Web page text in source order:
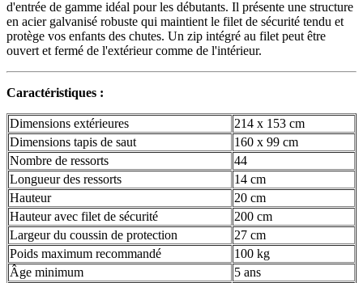
d'entrée de gamme idéal pour les débutants. Il présente une structure
en acier galvanisé robuste qui maintient le filet de sécurité tendu et
protège vos enfants des chutes. Un zip intégré au filet peut être
ouvert et fermé de l'extérieur comme de l'intérieur.
Caractéristiques :
Dimensions extérieures
214 x 153 cm
Dimensions tapis de saut
160 x 99 cm
Nombre de ressorts
44
Longueur des ressorts
14 cm
Hauteur
20 cm
Hauteur avec filet de sécurité
200 cm
Largeur du coussin de protection
27 cm
Poids maximum recommandé
100 kg
Âge minimum
5 ans